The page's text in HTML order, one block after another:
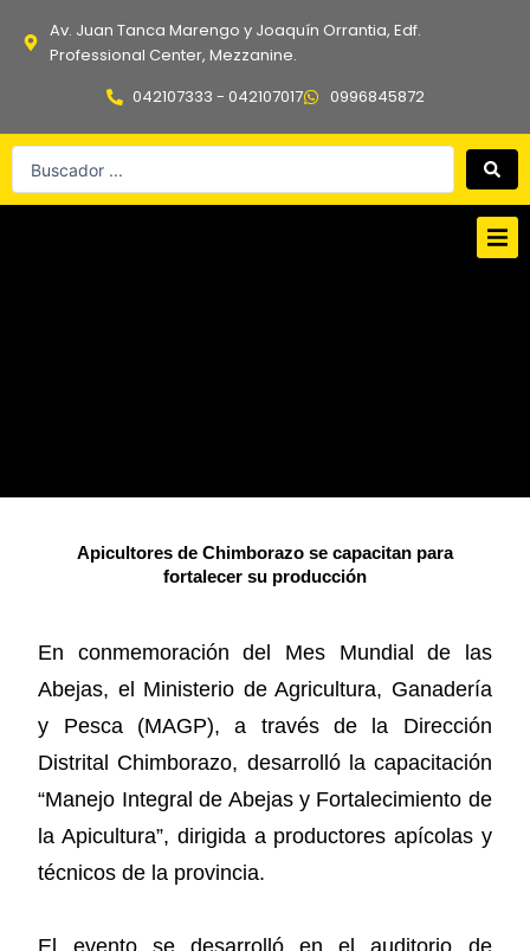
Av. Juan Tanca Marengo y Joaquín Orrantia, Edf.
Professional Center, Mezzanine.
042107333 - 042107017
0996845872
Search
Apicultores de Chimborazo se capacitan para
fortalecer su producción
En conmemoración del Mes Mundial de las
Abejas, el Ministerio de Agricultura, Ganadería
y Pesca (MAGP), a través de la Dirección
Distrital Chimborazo, desarrolló la capacitación
“Manejo Integral de Abejas y Fortalecimiento de
la Apicultura”, dirigida a productores apícolas y
técnicos de la provincia.